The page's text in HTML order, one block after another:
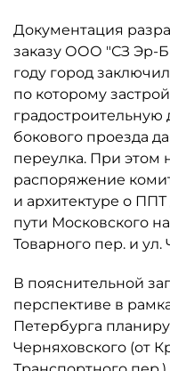
Документация
заказу ООО "СЗ Эр-
году город
по которому
бокового проезда
переулка. При этом
распоряжение
и архитектуре о
пути Московского
Товарного пер. и ул.
В пояснительной
перспективе в
Петербурга
Черняховского (от